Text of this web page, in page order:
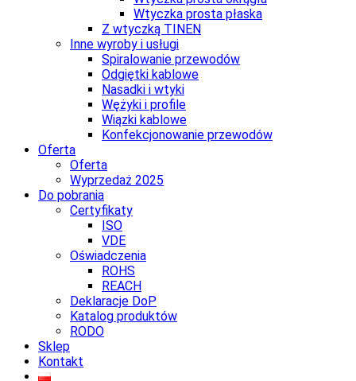
Wtyczka prosta płaska
Z wtyczką TINEN
Inne wyroby i usługi
Spiralowanie przewodów
Odgiętki kablowe
Nasadki i wtyki
Wężyki i profile
Wiązki kablowe
Konfekcjonowanie przewodów
Oferta
Oferta
Wyprzedaż 2025
Do pobrania
Certyfikaty
ISO
VDE
Oświadczenia
ROHS
REACH
Deklaracje DoP
Katalog produktów
RODO
Sklep
Kontakt